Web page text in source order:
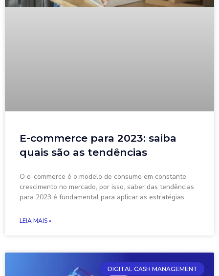
E-commerce para 2023: saiba
quais são as tendências
O e-commerce é o modelo de consumo em constante
crescimento no mercado, por isso, saber das tendências
para 2023 é fundamental para aplicar as estratégias
LEIA MAIS »
DIGITAL CASH MANAGEMENT